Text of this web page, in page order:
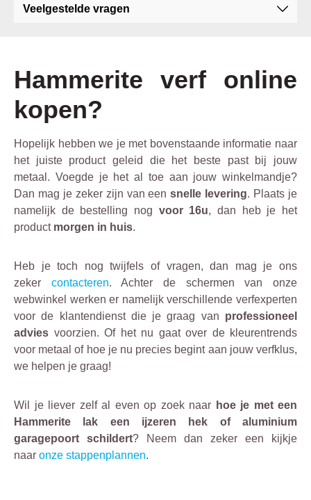
Veelgestelde vragen
Hammerite verf online
kopen?
Hopelijk hebben we je met bovenstaande informatie naar
het juiste product geleid die het beste past bij jouw
metaal. Voegde je het al toe aan jouw winkelmandje?
Dan mag je zeker zijn van eensnelle levering. Plaats je
namelijk de bestelling nog voor 16u, dan heb je het
product morgen in huis.
Heb je toch nog twijfels of vragen, dan mag je ons
zeker contacteren. Achter de schermen van onze
webwinkel werken er namelijk verschillende verfexperten
voor de klantendienst die je graag van professioneel
advies voorzien. Of het nu gaat over de kleurentrends
voor metaal of hoe je nu precies begint aan jouw verfklus,
we helpen je graag!
Wil je liever zelf al even op zoek naar hoe je met een
Hammerite lak een ijzeren hek of aluminium
garagepoort schildert? Neem dan zeker een kijkje
naar onze stappenplannen.